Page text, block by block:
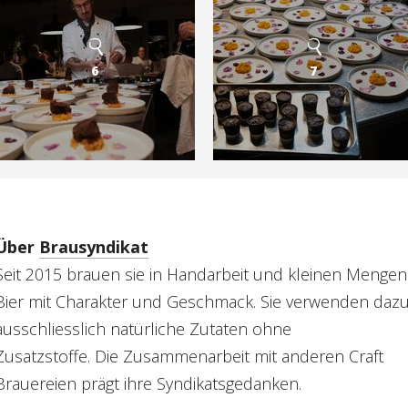
6 7
Brausyndikat
2015 brauen sie in Handarbeit und kleinen Mengen
mit Charakter und Geschmack. Sie verwenden
natürliche Zutaten ohne
Die Zusammenarbeit mit anderen Craft
prägt ihre Syndikatsgedanken.